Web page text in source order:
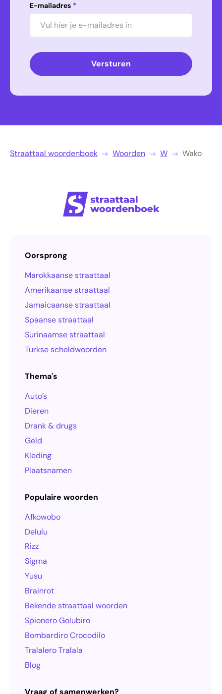
E-mailadres *
Versturen
Straattaal woordenboek Woorden W Wako
Oorsprong
Marokkaanse straattaal
Amerikaanse straattaal
Jamaicaanse straattaal
Spaanse straattaal
Surinaamse straattaal
Turkse scheldwoorden
Thema's
Auto’s
Dieren
Drank & drugs
Geld
Kleding
Plaatsnamen
Populaire woorden
Afkowobo
Delulu
Rizz
Sigma
Yusu
Brainrot
Bekende straattaal woorden
Spionero Golubiro
Bombardiro Crocodilo
Tralalero Tralala
Blog
Vraag of samenwerken?